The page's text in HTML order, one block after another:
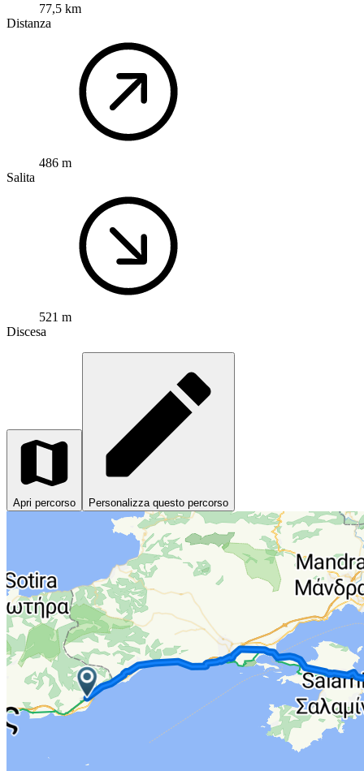
77,5 km
Distanza
486 m
Salita
521 m
Discesa
Apri percorso Personalizza questo percorso